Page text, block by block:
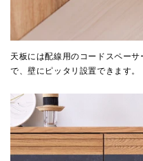
天板には配線用のコードスペー
で、壁にピッタリ設置できます。